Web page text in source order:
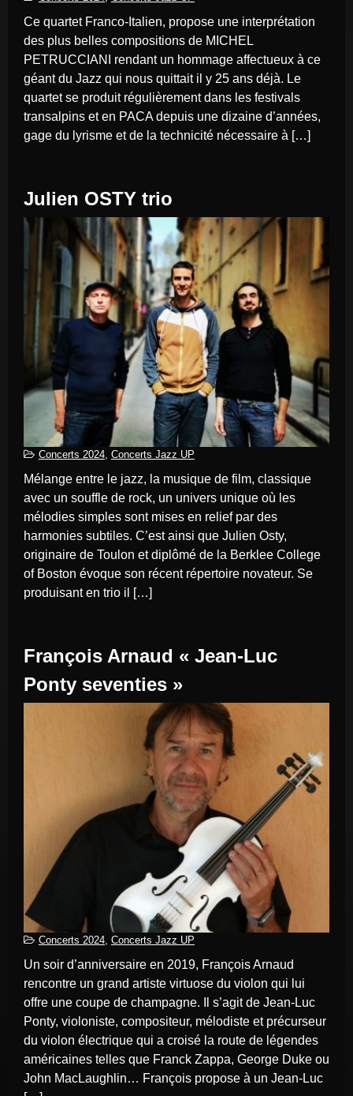
Ce quartet Franco-Italien, propose une interprétation
des plus belles compositions de MICHEL
PETRUCCIANI rendant un hommage affectueux à ce
géant du Jazz qui nous quittait il y 25 ans déjà. Le
quartet se produit régulièrement dans les festivals
transalpins et en PACA depuis une dizaine d’années,
gage du lyrisme et de la technicité nécessaire à […]
Julien OSTY trio
Concerts 2024, Concerts Jazz UP
Mélange entre le jazz, la musique de film, classique
avec un souffle de rock, un univers unique où les
mélodies simples sont mises en relief par des
harmonies subtiles. C’est ainsi que Julien Osty,
originaire de Toulon et diplômé de la Berklee College
of Boston évoque son récent répertoire novateur. Se
produisant en trio il […]
François Arnaud « Jean-Luc
Ponty seventies »
Concerts 2024, Concerts Jazz UP
Un soir d’anniversaire en 2019, François Arnaud
rencontre un grand artiste virtuose du violon qui lui
offre une coupe de champagne. Il s’agit de Jean-Luc
Ponty, violoniste, compositeur, mélodiste et précurseur
du violon électrique qui a croisé la route de légendes
américaines telles que Franck Zappa, George Duke ou
John MacLaughlin… François propose à un Jean-Luc